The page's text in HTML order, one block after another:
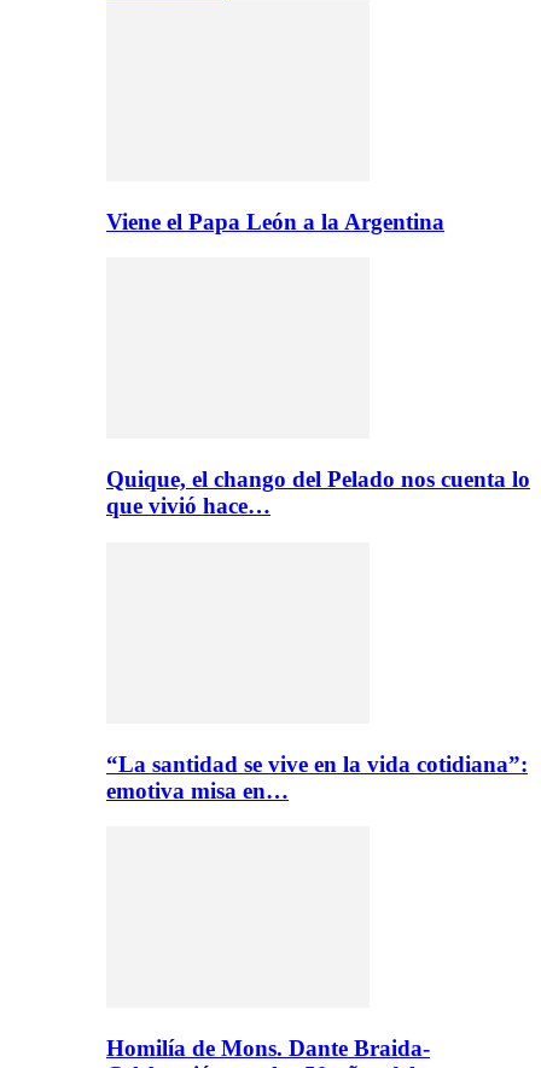
Viene el Papa León a la Argentina
Quique, el chango del Pelado nos cuenta lo
que vivió hace…
“La santidad se vive en la vida cotidiana”:
emotiva misa en…
Homilía de Mons. Dante Braida-